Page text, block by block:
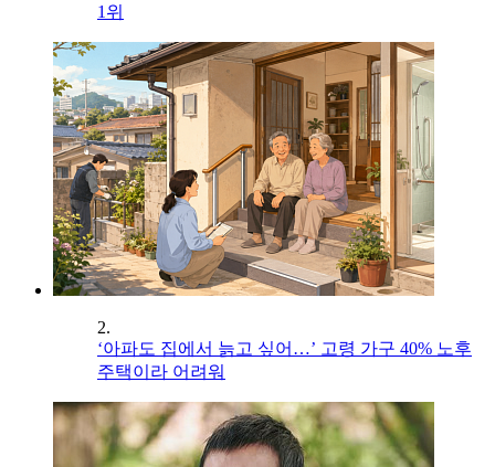
1위
2.
‘아파도 집에서 늙고 싶어…’ 고령 가구 40% 노후
주택이라 어려워